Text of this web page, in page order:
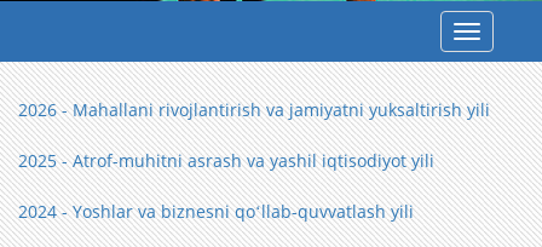
Toggle
2026 - Mahallani rivojlantirish va jamiyatni yuksaltirish yili
2025 - Atrof-muhitni asrash va yashil iqtisodiyot yili
2024 - Yoshlar va biznesni qoʻllab-quvvatlash yili